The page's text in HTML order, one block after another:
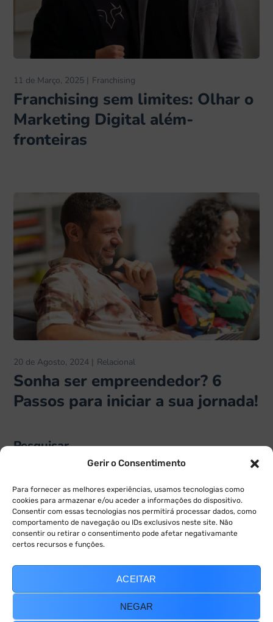
Gerir o Consentimento
Para fornecer as melhores experiências, usamos tecnologias como
cookies para armazenar e/ou aceder a informações do dispositivo.
Consentir com essas tecnologias nos permitirá processar dados, como
comportamento de navegação ou IDs exclusivos neste site. Não
consentir ou retirar o consentimento pode afetar negativamante
certos recursos e funções.
ACEITAR
NEGAR
11 de Março, 2025 Franchising
Franchising sem limites: Olhar o
Marketing Digital além-
fronteiras
20 de Agosto, 2024 Relacional
Sonha ser empreendedor? 6
Passos para iniciar a sua jornada!
Pesquisar
ANTERIOR SEGUINTE